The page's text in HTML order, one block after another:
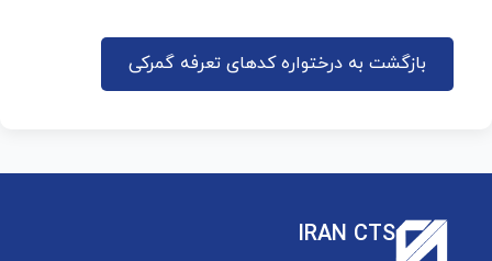
بازگشت به درختواره کدهای تعرفه گمرکی
IRAN CTS